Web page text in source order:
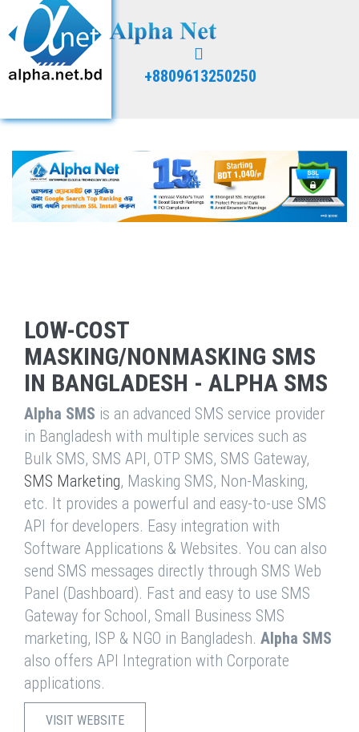
+8809613250250
LOW-COST
MASKING/NONMASKING SMS
IN BANGLADESH - ALPHA SMS
Alpha SMS is an advanced SMS service provider
in Bangladesh with multiple services such as
Bulk SMS, SMS API, OTP SMS, SMS Gateway,
SMS Marketing, Masking SMS, Non-Masking,
etc. It provides a powerful and easy-to-use SMS
API for developers. Easy integration with
Software Applications & Websites. You can also
send SMS messages directly through SMS Web
Panel (Dashboard). Fast and easy to use SMS
Gateway for School, Small Business SMS
marketing, ISP & NGO in Bangladesh. Alpha SMS
also offers API Integration with Corporate
applications.
VISIT WEBSITE